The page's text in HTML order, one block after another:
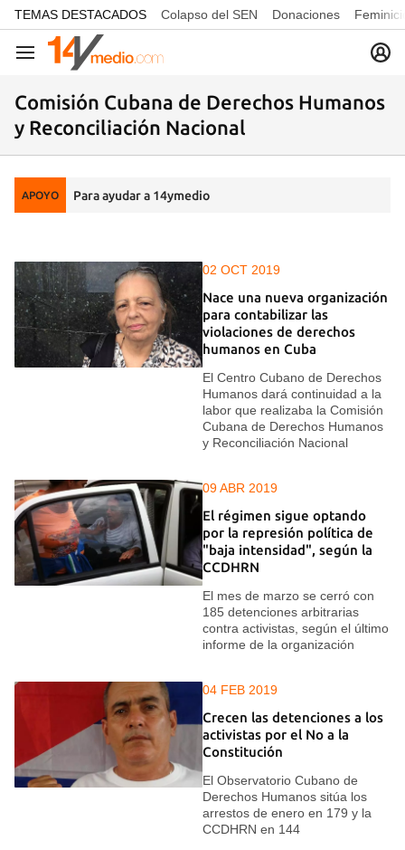
common.go-to-content
TEMAS DESTACADOS Colapso del SEN Donaciones
Navegación
Comisión Cubana de Derechos Humanos
y Reconciliación Nacional
APOYO Para ayudar a 14ymedio
02 OCT 2019
Nace una nueva organización
para contabilizar las
violaciones de derechos
humanos en Cuba
El Centro Cubano de Derechos
Humanos dará continuidad a la
labor que realizaba la Comisión
Cubana de Derechos Humanos
y Reconciliación Nacional
09 ABR 2019
El régimen sigue optando
por la represión política de
"baja intensidad", según la
CCDHRN
El mes de marzo se cerró con
185 detenciones arbitrarias
contra activistas, según el último
informe de la organización
04 FEB 2019
Crecen las detenciones a los
activistas por el No a la
Constitución
El Observatorio Cubano de
Derechos Humanos sitúa los
arrestos de enero en 179 y la
CCDHRN en 144